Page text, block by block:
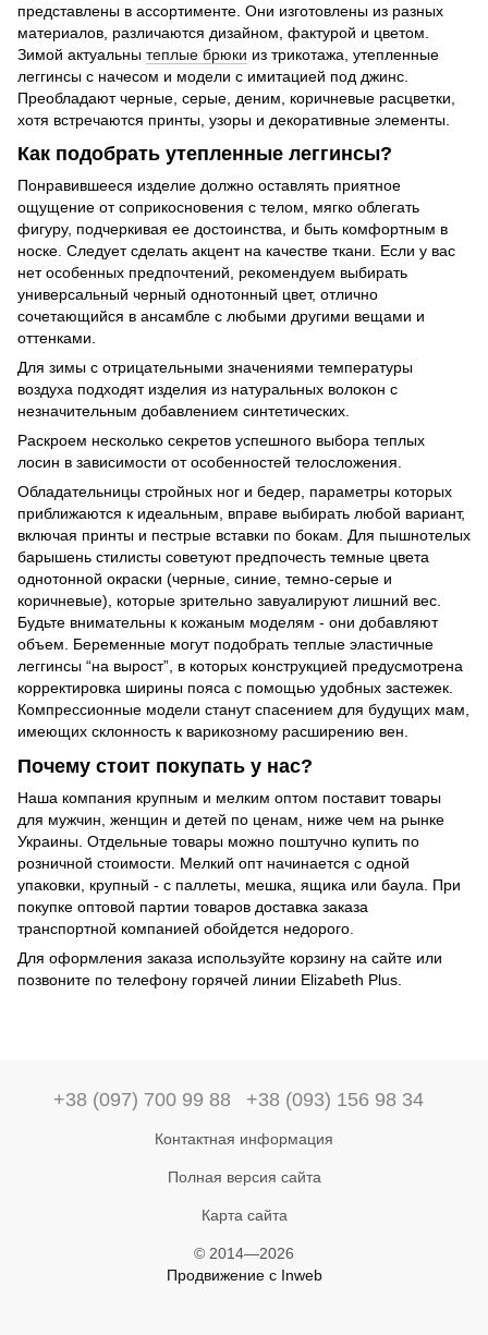
представлены в ассортименте. Они изготовлены из разных
материалов, различаются дизайном, фактурой и цветом.
Зимой актуальны теплые брюки из трикотажа, утепленные
леггинсы с начесом и модели с имитацией под джинс.
Преобладают черные, серые, деним, коричневые расцветки,
хотя встречаются принты, узоры и декоративные элементы.
Как подобрать утепленные леггинсы?
Понравившееся изделие должно оставлять приятное
ощущение от соприкосновения с телом, мягко облегать
фигуру, подчеркивая ее достоинства, и быть комфортным в
носке. Следует сделать акцент на качестве ткани. Если у вас
нет особенных предпочтений, рекомендуем выбирать
универсальный черный однотонный цвет, отлично
сочетающийся в ансамбле с любыми другими вещами и
оттенками.
Для зимы с отрицательными значениями температуры
воздуха подходят изделия из натуральных волокон с
незначительным добавлением синтетических.
Раскроем несколько секретов успешного выбора теплых
лосин в зависимости от особенностей телосложения.
Обладательницы стройных ног и бедер, параметры которых
приближаются к идеальным, вправе выбирать любой вариант,
включая принты и пестрые вставки по бокам. Для пышнотелых
барышень стилисты советуют предпочесть темные цвета
однотонной окраски (черные, синие, темно-серые и
коричневые), которые зрительно завуалируют лишний вес.
Будьте внимательны к кожаным моделям - они добавляют
объем. Беременные могут подобрать теплые эластичные
леггинсы “на вырост”, в которых конструкцией предусмотрена
корректировка ширины пояса с помощью удобных застежек.
Компрессионные модели станут спасением для будущих мам,
имеющих склонность к варикозному расширению вен.
Почему стоит покупать у нас?
Наша компания крупным и мелким оптом поставит товары
для мужчин, женщин и детей по ценам, ниже чем на рынке
Украины. Отдельные товары можно поштучно купить по
розничной стоимости. Мелкий опт начинается с одной
упаковки, крупный - с паллеты, мешка, ящика или баула. При
покупке оптовой партии товаров доставка заказа
транспортной компанией обойдется недорого.
Для оформления заказа используйте корзину на сайте или
позвоните по телефону горячей линии Elizabeth Plus.
+38 (097) 700 99 88 +38 (093) 156 98 34
Контактная информация
Полная версия сайта
Карта сайта
© 2014—2026
Продвижение с Inweb